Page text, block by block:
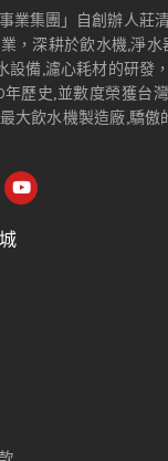
業集團」自創辦人莊
，深耕於飲水機,淨水
設備,濾心耗材的研發
歷史,並數度榮獲台
大飲水機製造廠,驕傲